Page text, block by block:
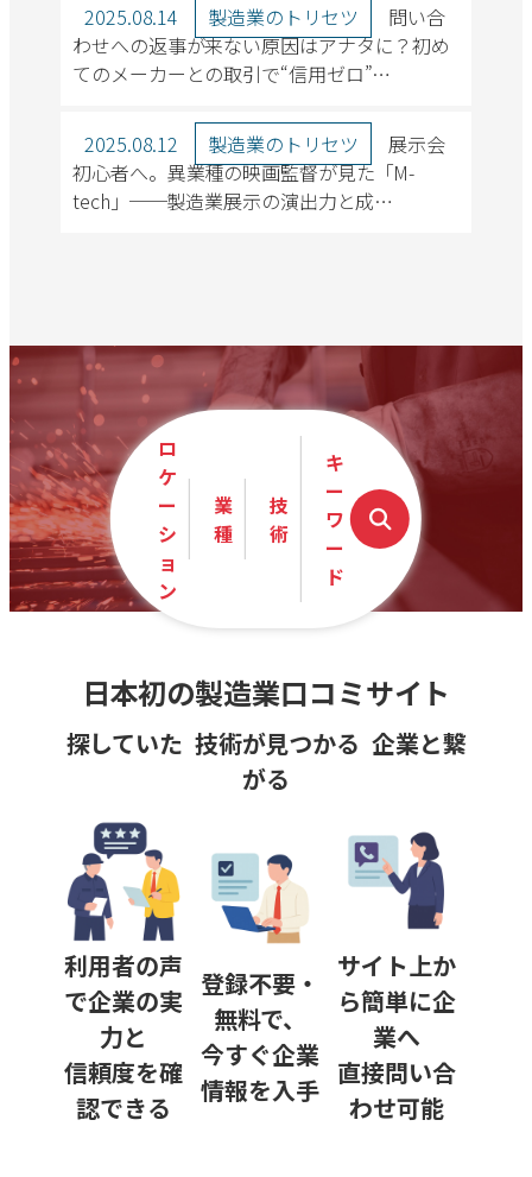
2025.08.14 製造業のトリセツ
問い合
わせへの返事が来ない原因はアナタに？初め
てのメーカーとの取引で“信用ゼロ”…
2025.08.12 製造業のトリセツ
展示会
初心者へ。異業種の映画監督が見た「M-
tech」──製造業展示の演出力と成…
製造業を探す
ロ
ケ
ー
シ
ョ
ン
業
種
技
術
キ
ー
ワ
ー
ド
日本初の製造業口コミサイト
探していた 技術が見つかる 企業と繋
がる
利用者の声
で企業の実
力と
信頼度を確
認できる
登録不要・
無料で、
今すぐ企業
情報を入手
サイト上か
ら簡単に企
業へ
直接問い合
わせ可能
ロケーション
新潟市 長岡市
業種・技術
その他製造業
すべて
木工・家具製造
ガラス・セラミック加
工
繊維・衣料製造
樹脂加工業
射出成形
押出成形
真空形成
機械組立・製造
すべて
精密機械組立